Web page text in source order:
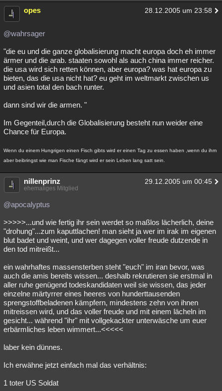
opes 28.12.2005 um 23:58
@wahrsager
"die eu und die ganze globalisierung macht europa doch eh immer
ärmer und die arab. staaten sowohl als auch china immer reicher.
die usa wird sich retten können, aber europa? was hat europa zu
bieten, das die usa nicht hat? eu geht im weltmarkt zwischen us
und asien total den bach runter.
dann sind wir die armen. "
Im Gegenteil,durch die Globalisierung besteht nun weider eine
Chance für Europa.
Wenn du einem Hungrigen einen Fisch gibts wird er einen Tag zu essen haben ,wenn du ihm
aber beibringst wie man Fische fängt wird er sein Leben lang satt sein.
nillenprinz 29.12.2005 um 00:45
ehemaliges Mitglied
@apocalyptus
>>>>>...und wie fertig ihr sein werdet so maßlos lächerlich, deine
"drohung"...zum kaputtlachen! man sieht ja wer im irak im eigenen
blut badet und weint, und wer dagegen voller freude dutzende in
den tod mitreißt...
ein wahrhaftes massensterben steht "euch" im iran bevor, was
auch die amis bereits wissen... deshalb rekrutieren sie erstmal in
aller ruhe genügend todeskandidaten weil sie wissen, das jeder
einzelne märtyrrer eines heeres von hunderttausenden
sprengstoffbeladenen kämpfern, mindestens zehn von ihnen
mitreissen wird, und das voller freude und mit einem lächeln im
gesicht... während "ihr" mit vollgekackter unterwäsche um euer
erbärmliches leben wimmert...<<<<<
laber kein dünnes.
Ich erwähne jetzt einfach mal das verhältnis:
1 toter US Soldat